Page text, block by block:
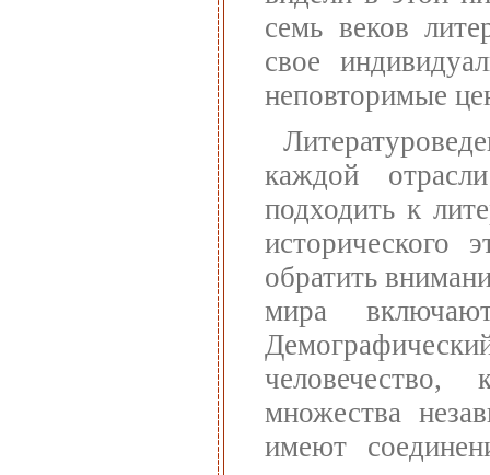
семь веков
свое
неповторимые
каждой
подходить к
исторического
обратить
мира
множества
имеют